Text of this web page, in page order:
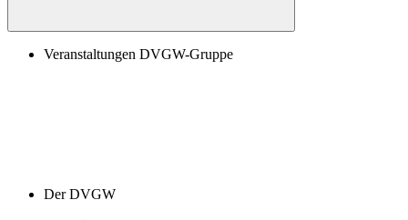
Veranstaltungen DVGW-Gruppe
Der DVGW